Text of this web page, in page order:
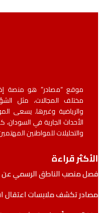
موقع “مصادر” هو منصة إخبارية
مختلف المجالات، مثل الشؤون
والرياضية وغيرها. يسعى
الأحداث الجارية في السودان،
والتحليلات للمواطنين المهتمين
قراءة
الناطق الرسمي عن وزير
تكشف ملابسات اعتقال اشرف